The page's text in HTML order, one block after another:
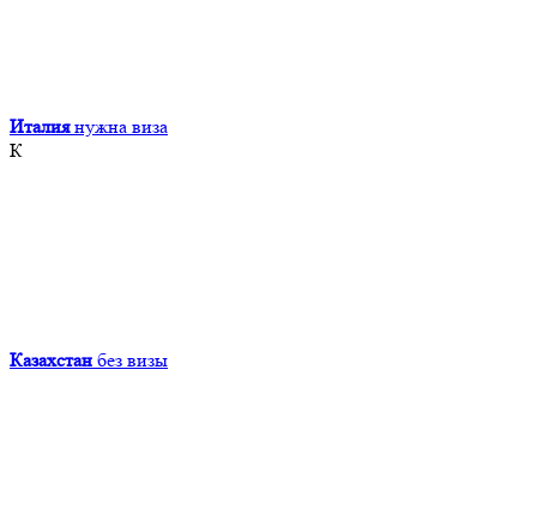
Италия нужна виза
К
Казахстан без визы